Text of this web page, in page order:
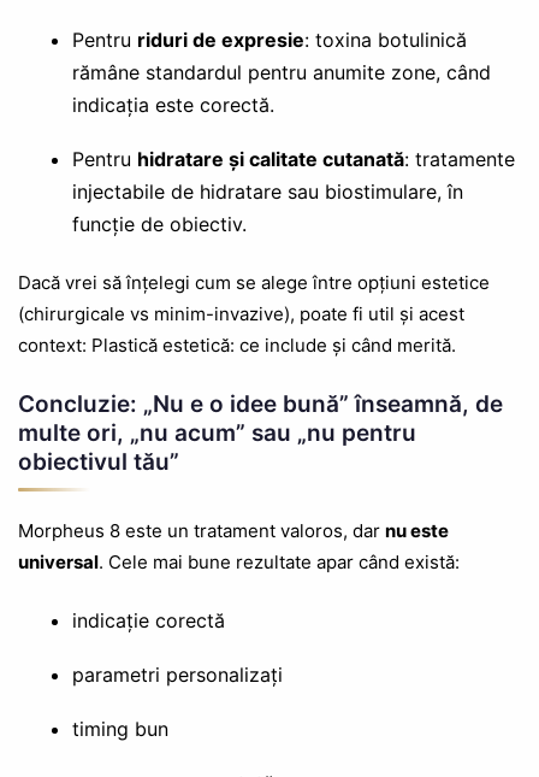
Pentru riduri de expresie: toxina botulinică
rămâne standardul pentru anumite zone, când
indicația este corectă.
Pentru hidratare și calitate cutanată: tratamente
injectabile de hidratare sau biostimulare, în
funcție de obiectiv.
Dacă vrei să înțelegi cum se alege între opțiuni estetice
(chirurgicale vs minim-invazive), poate fi util și acest
context: Plastică estetică: ce include și când merită.
Concluzie: „Nu e o idee bună” înseamnă, de
multe ori, „nu acum” sau „nu pentru
obiectivul tău”
Morpheus 8 este un tratament valoros, dar nu este
universal. Cele mai bune rezultate apar când există:
indicație corectă
parametri personalizați
timing bun